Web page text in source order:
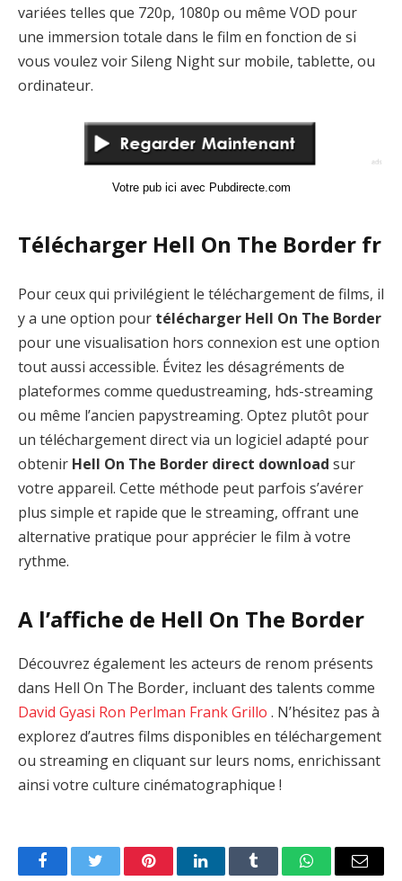
variées telles que 720p, 1080p ou même VOD pour
une immersion totale dans le film en fonction de si
vous voulez voir Sileng Night sur mobile, tablette, ou
ordinateur.
Votre pub ici avec Pubdirecte.com
Télécharger Hell On The Border fr
Pour ceux qui privilégient le téléchargement de films, il
y a une option pour télécharger Hell On The Border
pour une visualisation hors connexion est une option
tout aussi accessible. Évitez les désagréments de
plateformes comme quedustreaming, hds-streaming
ou même l’ancien papystreaming. Optez plutôt pour
un téléchargement direct via un logiciel adapté pour
obtenir Hell On The Border direct download sur
votre appareil. Cette méthode peut parfois s’avérer
plus simple et rapide que le streaming, offrant une
alternative pratique pour apprécier le film à votre
rythme.
A l’affiche de Hell On The Border
Découvrez également les acteurs de renom présents
dans Hell On The Border, incluant des talents comme
David Gyasi Ron Perlman Frank Grillo . N’hésitez pas à
explorez d’autres films disponibles en téléchargement
ou streaming en cliquant sur leurs noms, enrichissant
ainsi votre culture cinématographique !
FacebookTwitter PinterestLinkedInTumblr WhatsAppEmail